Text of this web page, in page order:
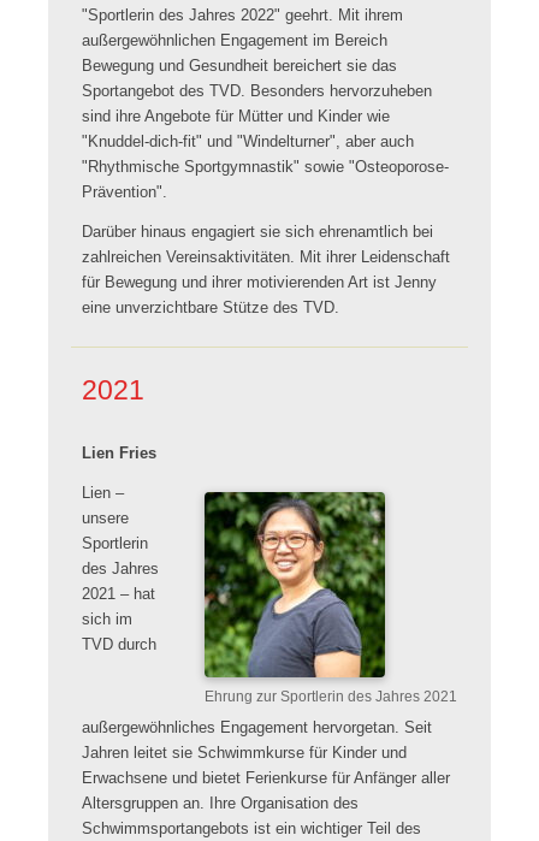
"Sportlerin des Jahres 2022" geehrt. Mit ihrem
außergewöhnlichen Engagement im Bereich
Bewegung und Gesundheit bereichert sie das
Sportangebot des TVD. Besonders hervorzuheben
sind ihre Angebote für Mütter und Kinder wie
"Knuddel-dich-fit" und "Windelturner", aber auch
"Rhythmische Sportgymnastik" sowie "Osteoporose-
Prävention".
Darüber hinaus engagiert sie sich ehrenamtlich bei
zahlreichen Vereinsaktivitäten. Mit ihrer Leidenschaft
für Bewegung und ihrer motivierenden Art ist Jenny
eine unverzichtbare Stütze des TVD.
2021
Ehrung zur Sportlerin des Jahres 2021
Lien Fries
Lien –
unsere
Sportlerin
des Jahres
2021 – hat
sich im
TVD durch
außergewöhnliches Engagement hervorgetan. Seit
Jahren leitet sie Schwimmkurse für Kinder und
Erwachsene und bietet Ferienkurse für Anfänger aller
Altersgruppen an. Ihre Organisation des
Schwimmsportangebots ist ein wichtiger Teil des